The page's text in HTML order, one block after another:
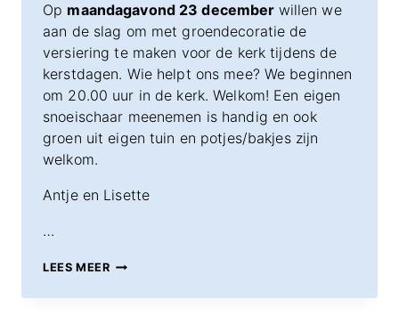
Op maandagavond 23 december willen we
aan de slag om met groendecoratie de
versiering te maken voor de kerk tijdens de
kerstdagen. Wie helpt ons mee? We beginnen
om 20.00 uur in de kerk. Welkom! Een eigen
snoeischaar meenemen is handig en ook
groen uit eigen tuin en potjes/bakjes zijn
welkom.
Antje en Lisette
…
LEES MEER23
–